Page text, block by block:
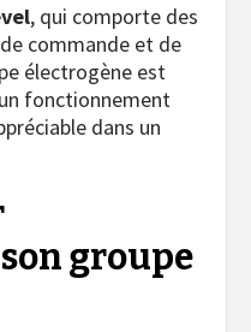
, qui comporte des
commande et de
électrogène est
fonctionnement
dans un
groupe